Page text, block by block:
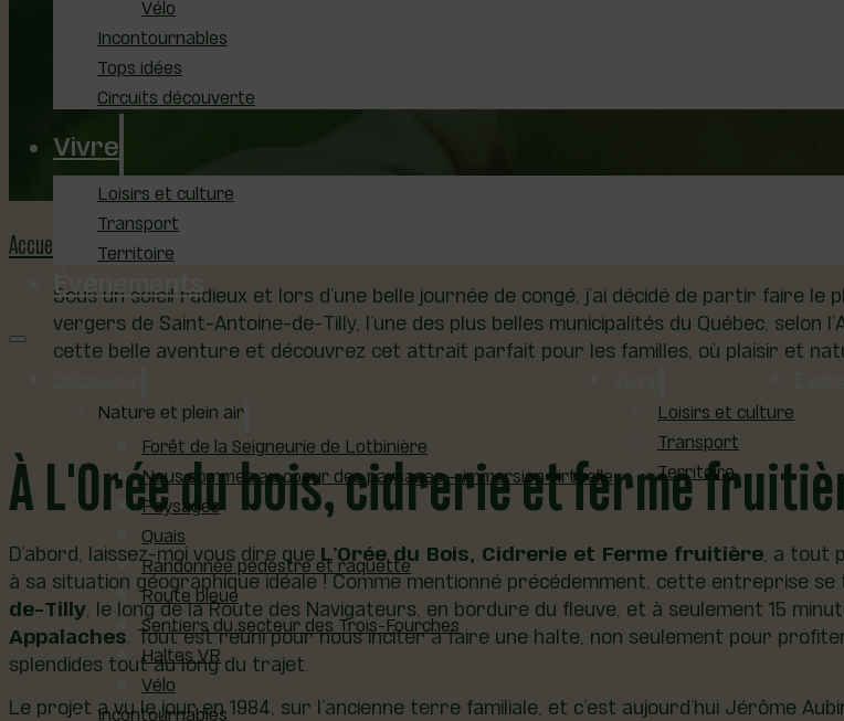
Vélo
Incontournables
Tops idées
Circuits découverte
Vivre
Loisirs et culture
Transport
Territoire
Nature et plein air
Forêt de la Seigneurie de Lotbinière
Nous sommes au coeur des paysages – immersion virtuelle
Paysages
Quais
Randonnée pédestre et raquette
Route bleue
Sentiers du secteur des Trois-Fourches
Haltes VR
Vélo
Incontournables
Loisirs et culture
Transport
Territoire
e
14 janvier 2025
Accueil Tourisme gourmand
Sous un soleil radieux et lors d’une belle journée de congé, j’ai décidé de partir faire
vergers de Saint-Antoine-de-Tilly, l’une des plus belles municipalités du Québec, selon
cette belle aventure et découvrez cet attrait parfait pour les familles, où plaisir et
À L'Orée du bois, cidrerie et ferme
D’abord, laissez-moi vous dire que L’Orée du Bois, Cidrerie et Ferme fruitière , a tout
à sa situation géographique idéale ! Comme mentionné précédemment, cette entreprise se
de-Tilly , le long de la Route des Navigateurs, en bordure du fleuve, et à seulement 15
Appalaches . Tout est réuni pour nous inciter à faire une halte, non seulement pour
splendides tout au long du trajet.
Le projet a vu le jour en 1984, sur l’ancienne terre familiale, et c’est aujourd’hui Jérôme